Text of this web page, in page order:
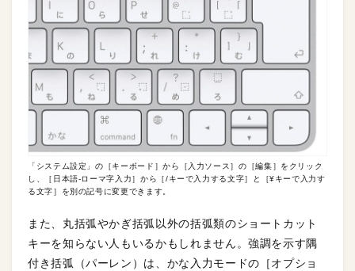
「システム設定」の［キーボード］から［入力ソース］の［編集］をクリック
し、［日本語-ローマ字入力］から［/キーで入力する文字］と［¥キーで入力す
る文字］を別の記号に変更できます。
また、丸括弧やかぎ括弧以外の括弧類のショートカット
キーを知らない人もいるかもしれません。強調を示す隅
付き括弧（パーレン）は、かな入力モードの［オプショ